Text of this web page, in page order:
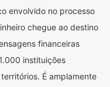
envolvido no processo
chegue ao destino
financeiras
instituições
É amplamente